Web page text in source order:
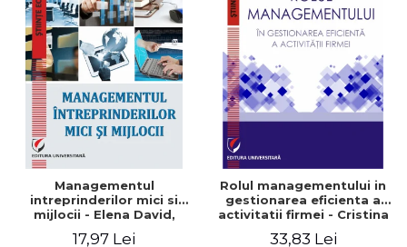
Managementul
intreprinderilor mici si
mijlocii - Elena David,
Roxana Carmen Ionescu,
17,97 Lei
Rolul managementului in
gestionarea eficienta a
activitatii firmei - Cristina
Gabriel Nastase, Mihaela-
33,83 Lei